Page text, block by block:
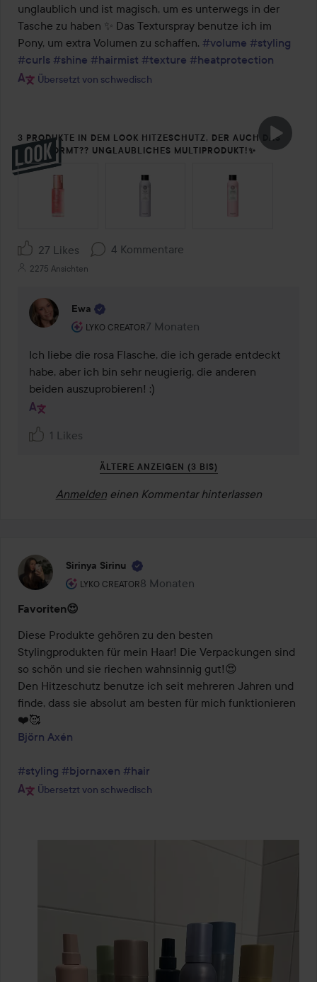
unglaublich und ist magisch, um es unterwegs in der
Tasche zu haben ✨ Das Texturspray benutze ich im
Pony, um extra Volumen zu schaffen. #volume #styling
#curls #shine #hairmist #texture #heatprotection
Übersetzt von schwedisch
3 PRODUKTE IN DEM LOOK HITZESCHUTZ, DER AUCH DAS
HAAR FORMT?? UNGLAUBLICHES MULTIPRODUKT!✨
SEKTION ÜBERSPRINGEN
27 Likes 4 Kommentare
2275 Ansichten
Ewa
LYKO CREATOR
Rolle des Benutzers: Lyko Creator.
7 Monaten
Kommentaren lades 7 Monaten
Ich liebe die rosa Flasche, die ich gerade entdeckt
habe, aber ich bin sehr neugierig, die anderen
beiden auszuprobieren! :)
1 Likes
ÄLTERE ANZEIGEN (3 BIS)
Anmelden einen Kommentar hinterlassen
Sirinya Sirinu
LYKO CREATOR
Rolle des Benutzers: Lyko Creator.
8 Monaten
Der Beitrag wurde 8 Monaten
Favoriten😍
Diese Produkte gehören zu den besten
Stylingprodukten für mein Haar! Die Verpackungen sind
so schön und sie riechen wahnsinnig gut!😍
Den Hitzeschutz benutze ich seit mehreren Jahren und
finde, dass sie absolut am besten für mich funktionieren
Björn Axén
#styling #bjornaxen #hair
Übersetzt von schwedisch